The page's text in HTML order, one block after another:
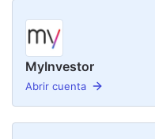
MyInvestor
Abrir cuenta